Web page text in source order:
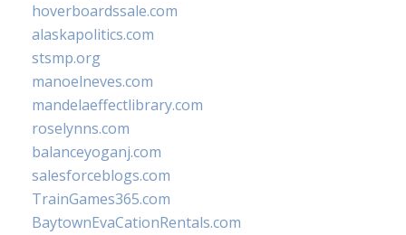
hoverboardssale.com
alaskapolitics.com
stsmp.org
manoelneves.com
mandelaeffectlibrary.com
roselynns.com
balanceyoganj.com
salesforceblogs.com
TrainGames365.com
BaytownEvaCationRentals.com